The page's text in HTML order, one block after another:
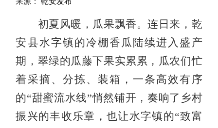
初夏风暖，瓜果飘香。连日来，乾
安县水字镇的冷棚香瓜陆续进入盛产
期，翠绿的瓜藤下果实累累，瓜农们忙
着采摘、分拣、装箱，一条高效有序
的“甜蜜流水线”悄然铺开，奏响了乡村
振兴的丰收乐章，也让水字镇的“致富